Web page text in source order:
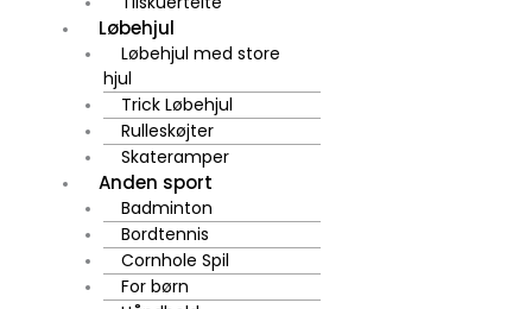
Løbehjul
Løbehjul med store
hjul
Trick Løbehjul
Rulleskøjter
Skateramper
Anden sport
Badminton
Bordtennis
Cornhole Spil
For børn